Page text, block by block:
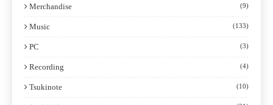
Merchandise (9)
Music (133)
PC (3)
Recording (4)
Tsukinote (10)